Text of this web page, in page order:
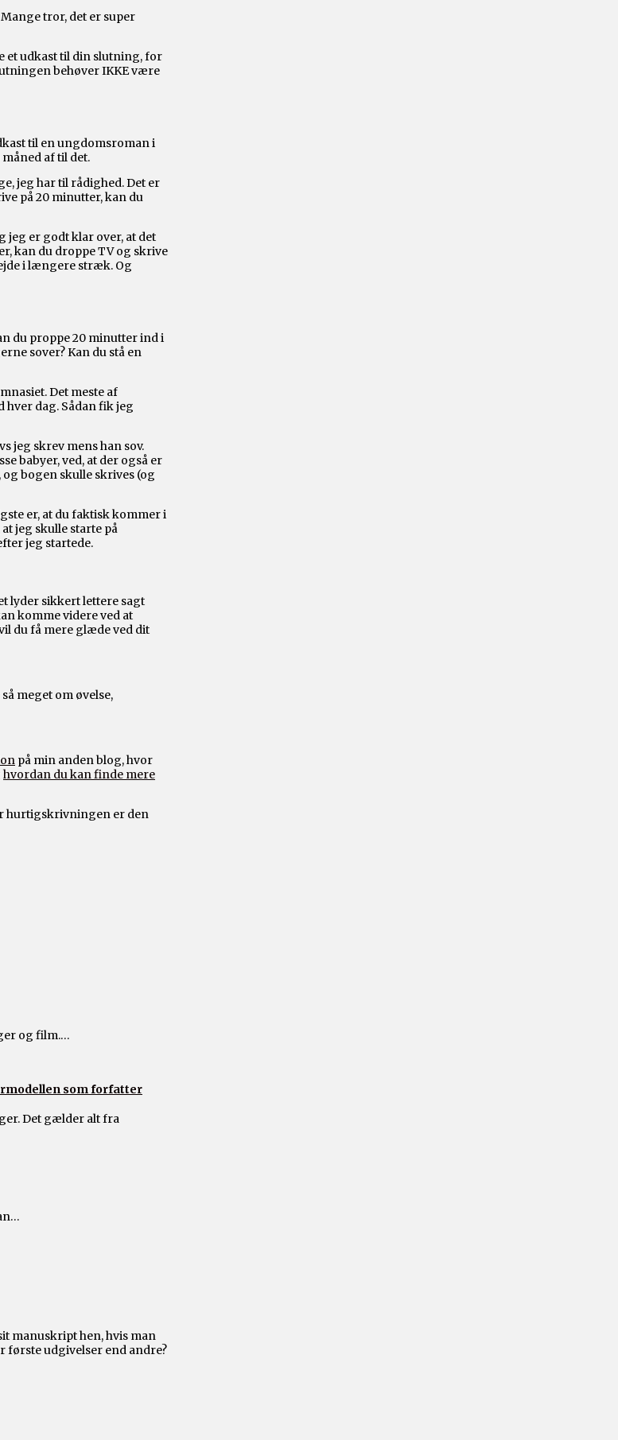
tror, det er super
et udkast til din slutning, for
behøver IKKE være
til en ungdomsroman i
af til det.
jeg har til rådighed. Det er
på 20 minutter, kan du
jeg er godt klar over, at det
kan du droppe TV og skrive
i længere stræk. Og
du proppe 20 minutter ind i
sover? Kan du stå en
Det meste af
dag. Sådan fik jeg
jeg skrev mens han sov.
babyer, ved, at der også er
bogen skulle skrives (og
er, at du faktisk kommer i
jeg skulle starte på
jeg startede.
lyder sikkert lettere sagt
komme videre ved at
du få mere glæde ved dit
meget om øvelse,
på min anden blog, hvor
hvordan du kan finde mere
hurtigskrivningen er den
og film.…
som forfatter
Det gælder alt fra
manuskript hen, hvis man
første udgivelser end andre?